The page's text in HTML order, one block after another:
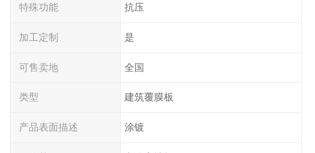
特殊功能 抗压
加工定制 是
可售卖地 全国
类型 建筑覆膜板
产品表面描述 涂镀